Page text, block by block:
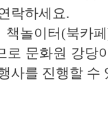
락하세요.
책놀이터(북카
로 문화원 강당
사를 진행할 수